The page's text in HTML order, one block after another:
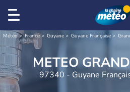
Météo France Guyane Guyane Française
METEO
97340 - Guyane